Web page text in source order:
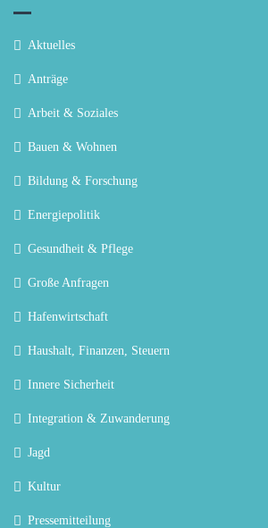
Aktuelles
Anträge
Arbeit & Soziales
Bauen & Wohnen
Bildung & Forschung
Energiepolitik
Gesundheit & Pflege
Große Anfragen
Hafenwirtschaft
Haushalt, Finanzen, Steuern
Innere Sicherheit
Integration & Zuwanderung
Jagd
Kultur
Pressemitteilung